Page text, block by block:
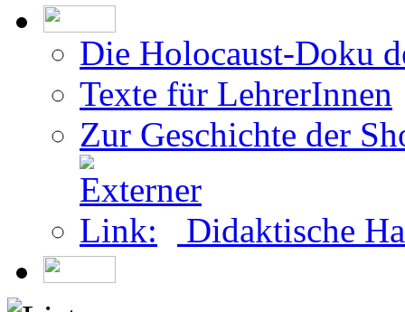
Die Holocaust-Doku
Texte für LehrerInnen
Zur Geschichte der
Didaktische